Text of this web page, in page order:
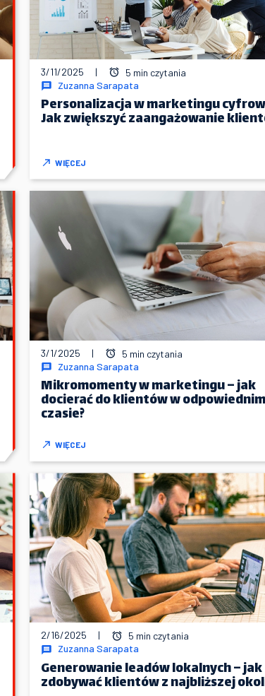
Zuzanna Sarapata
3/11/2025 | 5 min czytania
Personalizacja w marketingu
Jak zwiększyć zaangażowanie
WIĘCEJ
Zuzanna Sarapata
3/1/2025 | 5 min czytania
Mikromomenty w marketingu – jak
docierać do klientów w odpowiednim
czasie?
WIĘCEJ
Zuzanna Sarapata
2/16/2025 | 5 min czytania
Generowanie leadów lokalnych – jak
zdobywać klientów z najbliższej